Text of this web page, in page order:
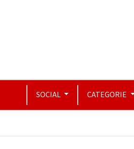
SOCIAL CATEGORIE